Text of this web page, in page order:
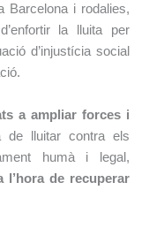
Barcelona i rodalies,
la lluita per
d’injustícia social
a ampliar forces i
de lluitar contra els
humà i legal,
l’hora de recuperar